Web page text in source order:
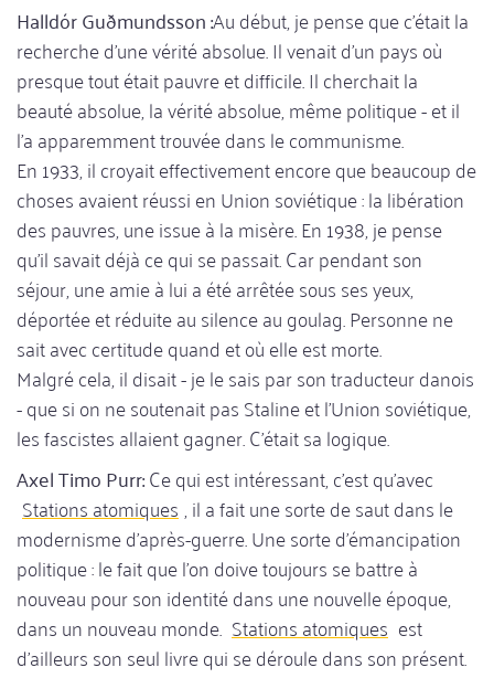
Halldór Guðmundsson :Au début, je pense que c'était la
recherche d'une vérité absolue. Il venait d'un pays où
presque tout était pauvre et difficile. Il cherchait la
beauté absolue, la vérité absolue, même politique - et il
l'a apparemment trouvée dans le communisme.
En 1933, il croyait effectivement encore que beaucoup de
choses avaient réussi en Union soviétique : la libération
des pauvres, une issue à la misère. En 1938, je pense
qu'il savait déjà ce qui se passait. Car pendant son
séjour, une amie à lui a été arrêtée sous ses yeux,
déportée et réduite au silence au goulag. Personne ne
sait avec certitude quand et où elle est morte.
Malgré cela, il disait - je le sais par son traducteur danois
- que si on ne soutenait pas Staline et l'Union soviétique,
les fascistes allaient gagner. C'était sa logique.
Axel Timo Purr:Ce qui est intéressant, c'est qu'avec
Stations atomiques, il a fait une sorte de saut dans le
modernisme d'après-guerre. Une sorte d'émancipation
politique : le fait que l'on doive toujours se battre à
nouveau pour son identité dans une nouvelle époque,
dans un nouveau monde. Stations atomiques est
d'ailleurs son seul livre qui se déroule dans son présent.